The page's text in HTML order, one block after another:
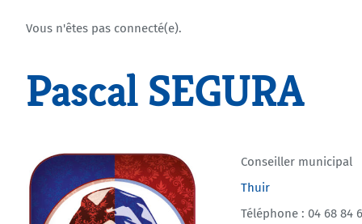
Vous n'êtes pas connecté(e).
Pascal SEGURA
Conseiller municipal
Thuir
Téléphone : 04 68 84